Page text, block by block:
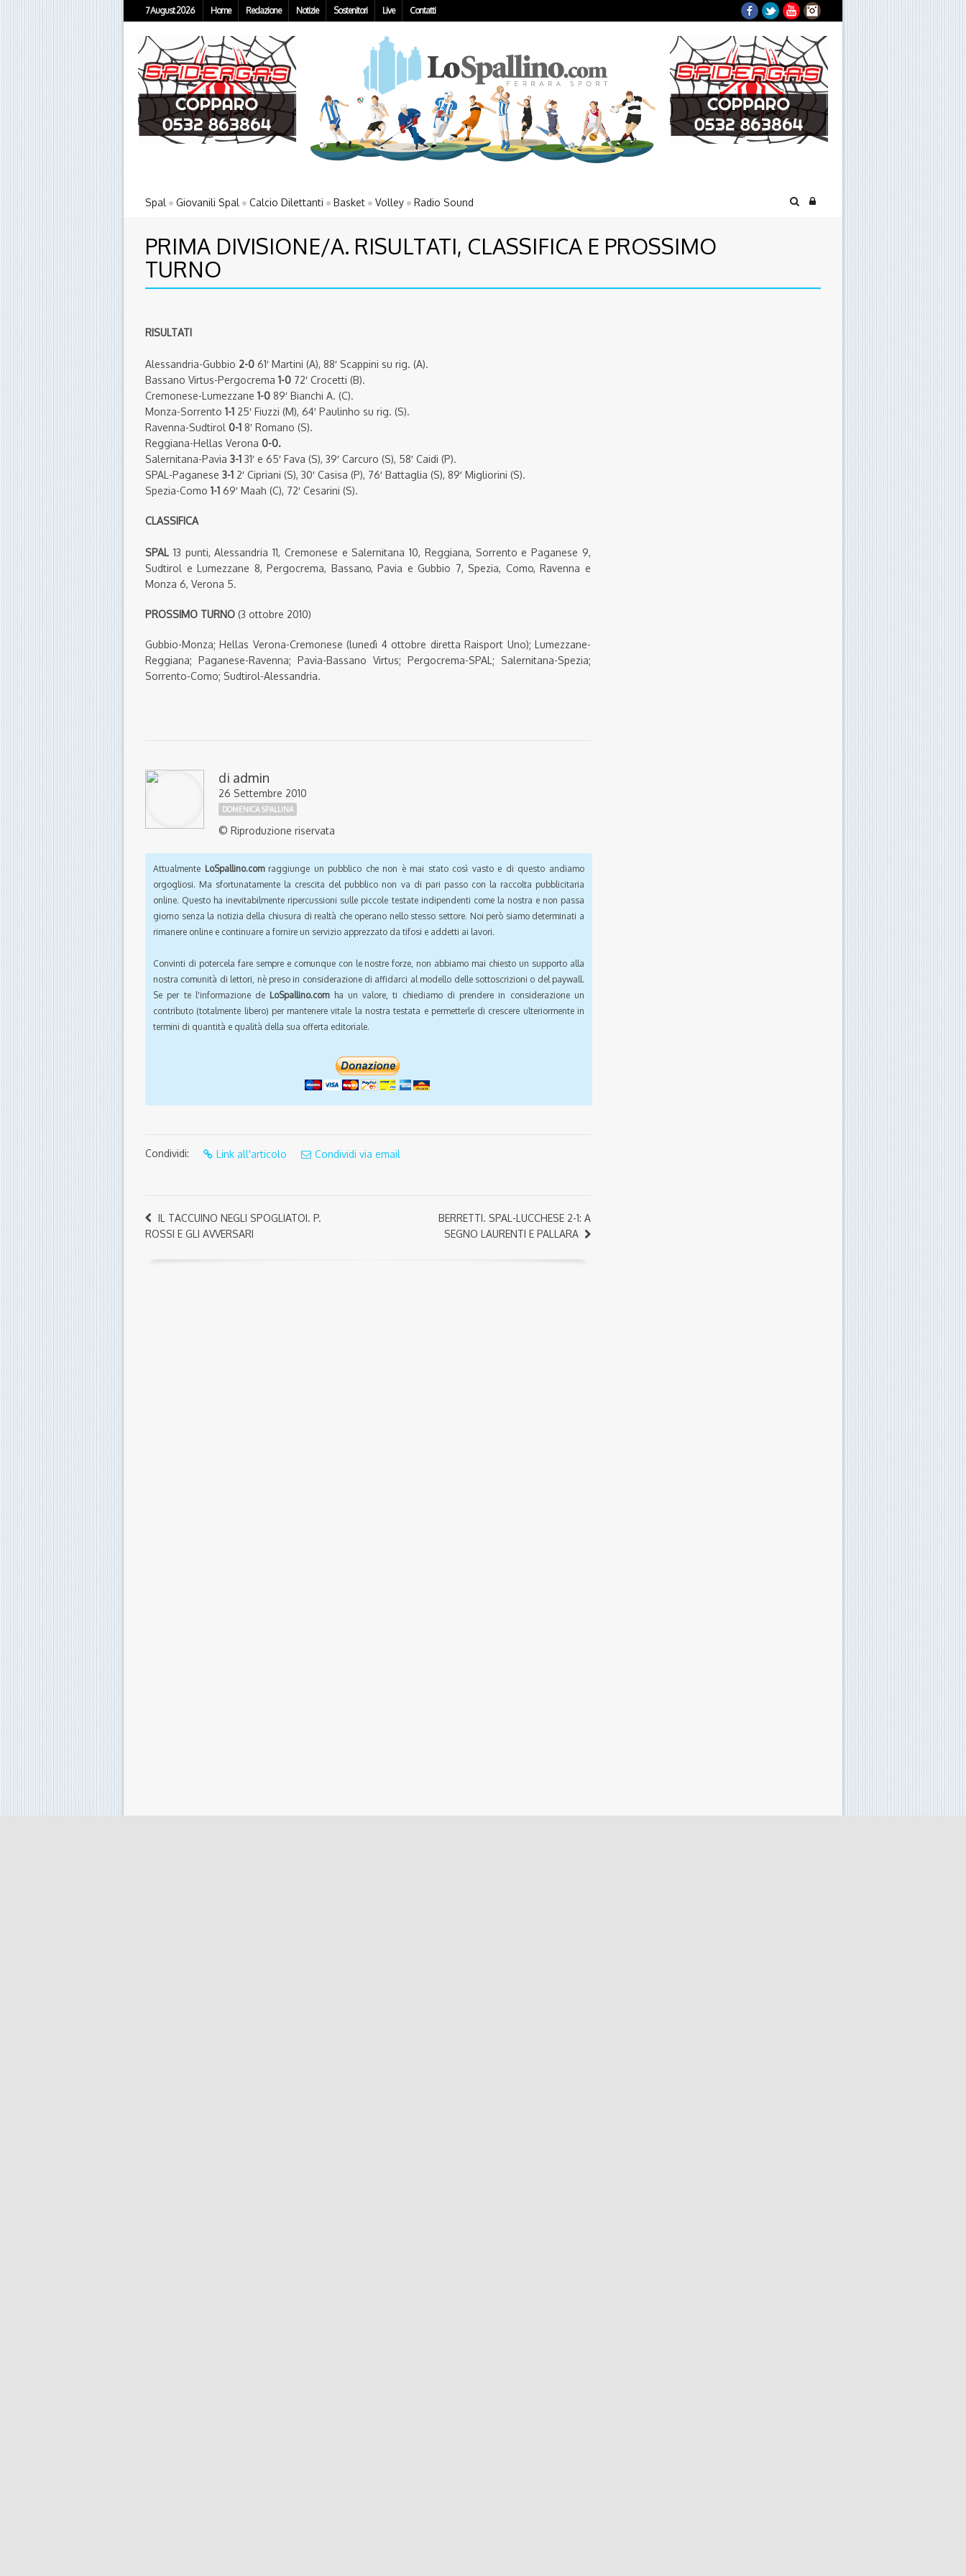
7 August 2026 Home Redazione Notizie Sostenitori Live Contatti Facebook
TwitterYouTubeInstagram
Spal Giovanili Spal Calcio Dilettanti Basket Volley Radio Sound
PRIMA DIVISIONE/A. RISULTATI, CLASSIFICA E PROSSIMO
TURNO
RISULTATI
Alessandria-Gubbio 2-0 61′ Martini (A), 88′ Scappini su rig. (A).
Bassano Virtus-Pergocrema 1-0 72′ Crocetti (B).
Cremonese-Lumezzane 1-0 89′ Bianchi A. (C).
Monza-Sorrento 1-1 25′ Fiuzzi (M), 64′ Paulinho su rig. (S).
Ravenna-Sudtirol 0-1 8′ Romano (S).
Reggiana-Hellas Verona 0-0.
Salernitana-Pavia 3-1 31′ e 65′ Fava (S), 39′ Carcuro (S), 58′ Caidi (P).
SPAL-Paganese 3-1 2′ Cipriani (S), 30′ Casisa (P), 76′ Battaglia (S), 89′ Migliorini (S).
Spezia-Como 1-1 69′ Maah (C), 72′ Cesarini (S).
CLASSIFICA
SPAL 13 punti, Alessandria 11, Cremonese e Salernitana 10, Reggiana, Sorrento e Paganese 9,
Sudtirol e Lumezzane 8, Pergocrema, Bassano, Pavia e Gubbio 7, Spezia, Como, Ravenna e
Monza 6, Verona 5.
PROSSIMO TURNO (3 ottobre 2010)
Gubbio-Monza; Hellas Verona-Cremonese (lunedì 4 ottobre diretta Raisport Uno); Lumezzane-
Reggiana; Paganese-Ravenna; Pavia-Bassano Virtus; Pergocrema-SPAL; Salernitana-Spezia;
Sorrento-Como; Sudtirol-Alessandria.
di admin
26 Settembre 2010
DOMENICA SPALLINA
© Riproduzione riservata
Attualmente LoSpallino.comraggiunge un pubblico che non è mai stato così vasto e di questo andiamo
orgogliosi. Ma sfortunatamente la crescita del pubblico non va di pari passo con la raccolta pubblicitaria
online. Questo ha inevitabilmente ripercussioni sulle piccole testate indipendenti come la nostra e non passa
giorno senza la notizia della chiusura di realtà che operano nello stesso settore. Noi però siamo determinati a
rimanere online e continuare a fornire un servizio apprezzato da tifosi e addetti ai lavori.
Convinti di potercela fare sempre e comunque con le nostre forze, non abbiamo mai chiesto un supporto alla
nostra comunità di lettori, nè preso in considerazione di affidarci al modello delle sottoscrizioni o del paywall.
Se per te l'informazione de LoSpallino.comha un valore, ti chiediamo di prendere in considerazione un
contributo (totalmente libero) per mantenere vitale la nostra testata e permetterle di crescere ulteriormente in
termini di quantità e qualità della sua offerta editoriale.
Condividi: Link all'articolo Condividi via email
IL TACCUINO NEGLI SPOGLIATOI. P.
ROSSI E GLI AVVERSARI
BERRETTI. SPAL-LUCCHESE 2-1: A
SEGNO LAURENTI E PALLARA